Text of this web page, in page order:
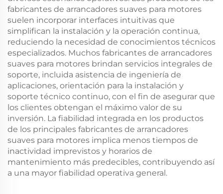
fabricantes de arrancadores suaves para motores
suelen incorporar interfaces intuitivas que
simplifican la instalación y la operación continua,
reduciendo la necesidad de conocimientos técnicos
especializados. Muchos fabricantes de arrancadores
suaves para motores brindan servicios integrales de
soporte, incluida asistencia de ingeniería de
aplicaciones, orientación para la instalación y
soporte técnico continuo, con el fin de asegurar que
los clientes obtengan el máximo valor de su
inversión. La fiabilidad integrada en los productos
de los principales fabricantes de arrancadores
suaves para motores implica menos tiempos de
inactividad imprevistos y horarios de
mantenimiento más predecibles, contribuyendo así
a una mayor fiabilidad operativa general.